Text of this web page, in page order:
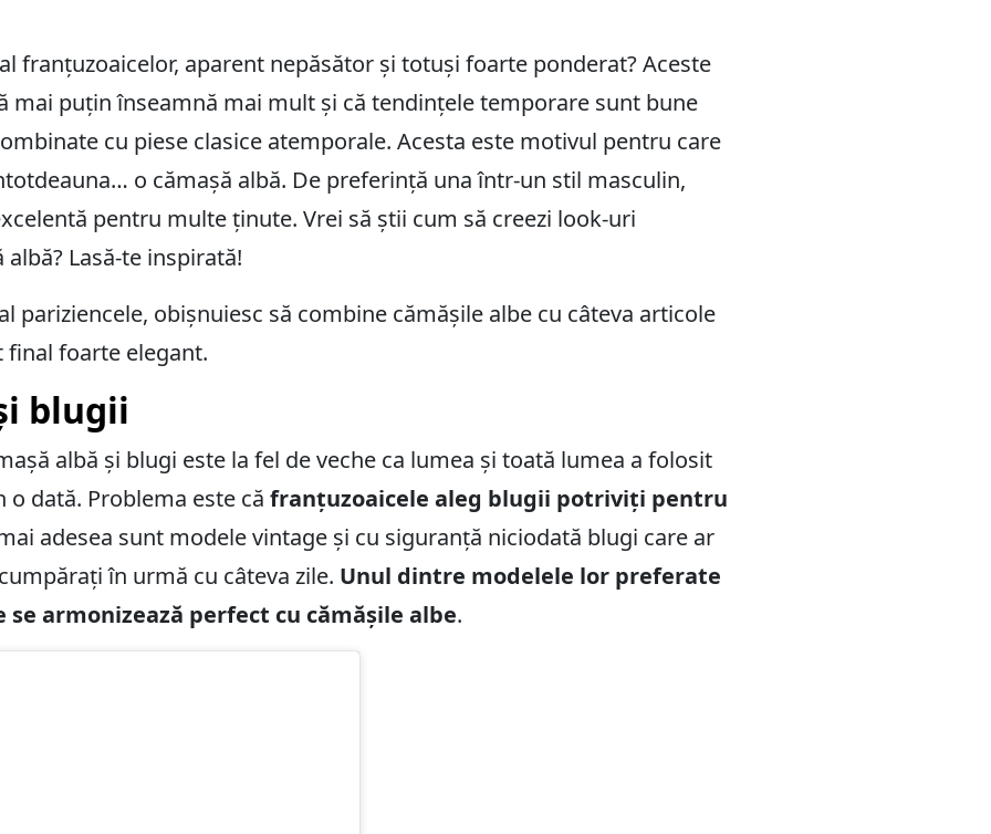
franțuzoaicelor, aparent nepăsător și totuși foarte ponderat? Aceste
mai puțin înseamnă mai mult și că tendințele temporare sunt bune
cu piese clasice atemporale. Acesta este motivul pentru care
o cămașă albă. De preferință una într-un stil masculin,
pentru multe ținute. Vrei să știi cum să creezi look-uri
Lasă-te inspirată!
pariziencele, obișnuiesc să combine cămășile albe cu câteva articole
final foarte elegant.
blugii
albă și blugi este la fel de veche ca lumea și toată lumea a folosit
dată. Problema este că franțuzoaicele aleg blugii potriviți pentru
adesea sunt modele vintage și cu siguranță niciodată blugi care ar
în urmă cu câteva zile. Unul dintre modelele lor preferate
se armonizează perfect cu cămășile albe.